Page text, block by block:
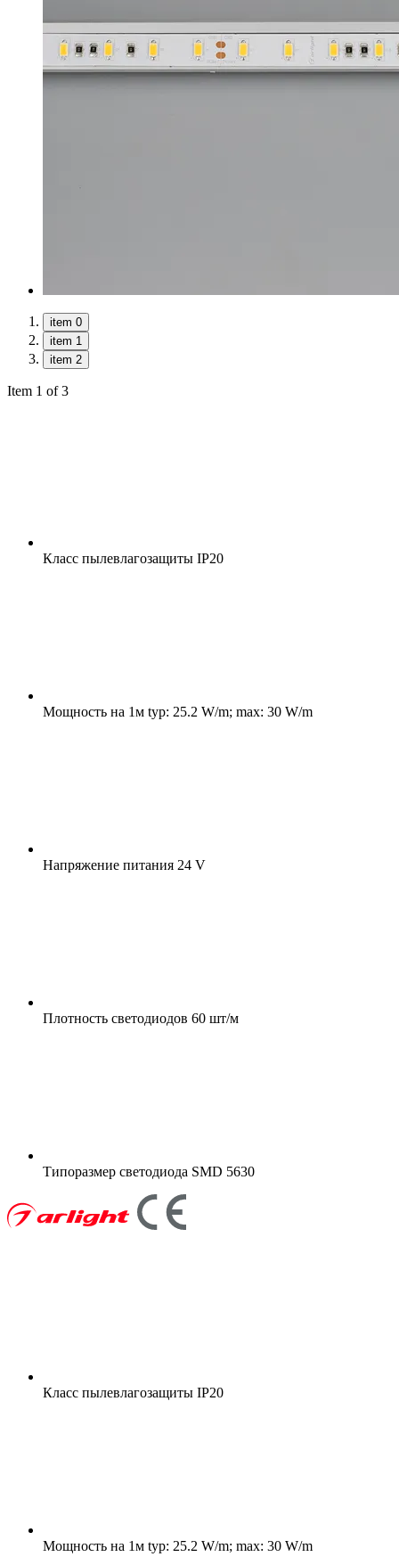
item 0
item 1
item 2
Item 1 of 3
Класс пылевлагозащиты IP20
Мощность на 1м typ: 25.2 W/m; max: 30 W/m
Напряжение питания 24 V
Плотность светодиодов 60 шт/м
Типоразмер светодиода SMD 5630
Класс пылевлагозащиты IP20
Мощность на 1м typ: 25.2 W/m; max: 30 W/m